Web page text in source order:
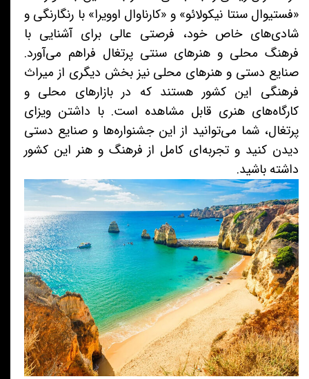
«فستیوال سنتا نیکولائو» و «کارناوال اوویرا» با رنگارنگی و
شادی‌های خاص خود، فرصتی عالی برای آشنایی با
فرهنگ محلی و هنرهای سنتی پرتغال فراهم می‌آورد.
صنایع دستی و هنرهای محلی نیز بخش دیگری از میراث
فرهنگی این کشور هستند که در بازارهای محلی و
کارگاه‌های هنری قابل مشاهده است. با داشتن ویزای
پرتغال، شما می‌توانید از این جشنواره‌ها و صنایع دستی
دیدن کنید و تجربه‌ای کامل از فرهنگ و هنر این کشور
داشته باشید.